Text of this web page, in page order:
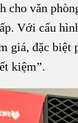
cho văn
Với cấu
đặc biệt
kiệm”.